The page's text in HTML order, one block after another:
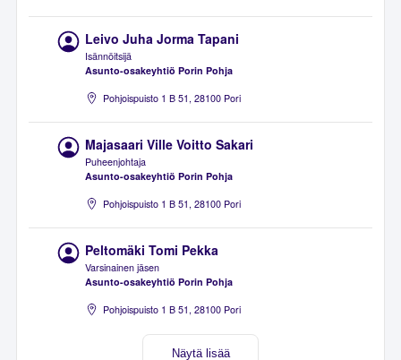
Leivo Juha Jorma Tapani
Isännöitsijä
Asunto-osakeyhtiö Porin Pohja
Pohjoispuisto 1 B 51, 28100 Pori
Majasaari Ville Voitto Sakari
Puheenjohtaja
Asunto-osakeyhtiö Porin Pohja
Pohjoispuisto 1 B 51, 28100 Pori
Peltomäki Tomi Pekka
Varsinainen jäsen
Asunto-osakeyhtiö Porin Pohja
Pohjoispuisto 1 B 51, 28100 Pori
Näytä lisää